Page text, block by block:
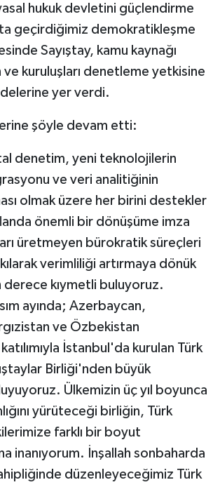
hukuk devletini güçlendirme
geçirdiğimiz demokratikleşme
Sayıştay, kamu kaynağı
ve kuruluşları denetleme yetkisine
yer verdi.
şöyle devam etti:
denetim, yeni teknolojilerin
ve veri analitiğinin
olmak üzere her birini destekler
önemli bir dönüşüme imza
üretmeyen bürokratik süreçleri
verimliliği artırmaya dönük
derece kıymetli buluyoruz.
ayında; Azerbaycan,
ve Özbekistan
katılımıyla İstanbul'da kurulan Türk
Birliği'nden büyük
Ülkemizin üç yıl boyunca
yürüteceği birliğin, Türk
farklı bir boyut
inanıyorum. İnşallah sonbaharda
düzenleyeceğimiz Türk